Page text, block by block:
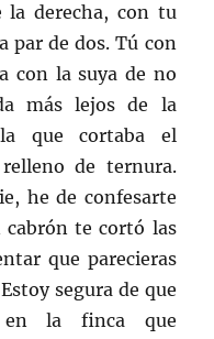
la derecha, con tu
par de dos. Tú con
con la suya de no
más lejos de la
la que cortaba el
de ternura.
he de confesarte
cabrón te cortó las
que parecieras
segura de que
la finca que